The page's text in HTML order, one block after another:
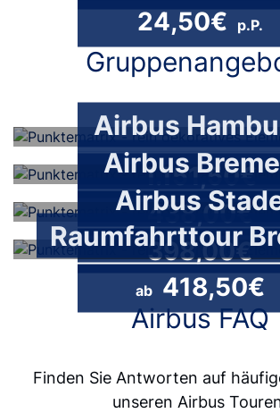
24,50€ p.P.
Airbus
1.151,50€
Airbus
438,00€
Airbus
398,00€
Raumfahrttour
ab 418,50€
Airbus FAQ
Finden Sie Antworten auf
unseren Airbus